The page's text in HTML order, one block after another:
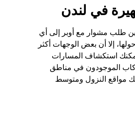
في لندن
طلب مشوار مع أوبر إلى أي
إلا أن بعض الوجهات أكثر
استكشاف المسارات
الموجودون في مناطق
مواقع النزول ومتوسط